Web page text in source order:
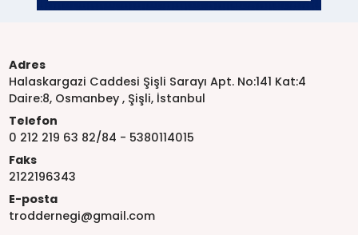
Adres
Halaskargazi Caddesi Şişli Sarayı Apt. No:141 Kat:4
Daire:8, Osmanbey , Şişli, İstanbul
Telefon
0 212 219 63 82/84 - 5380114015
Faks
2122196343
E-posta
troddernegi@gmail.com